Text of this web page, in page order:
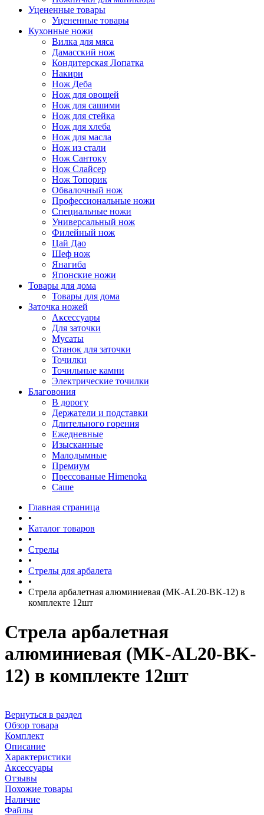
Уцененные товары
Уцененные товары
Кухонные ножи
Вилка для мяса
Дамасский нож
Кондитерская Лопатка
Накири
Нож Деба
Нож для овощей
Нож для сашими
Нож для стейка
Нож для хлеба
Нож для масла
Нож из стали
Нож Сантоку
Нож Слайсер
Нож Топорик
Обвалочный нож
Профессиональные ножи
Специальные ножи
Универсальный нож
Филейный нож
Цай Дао
Шеф нож
Янагиба
Японские ножи
Товары для дома
Товары для дома
Заточка ножей
Аксессуары
Для заточки
Мусаты
Станок для заточки
Точилки
Точильные камни
Электрические точилки
Благовония
В дорогу
Держатели и подставки
Длительного горения
Ежедневные
Изысканные
Малодымные
Премиум
Прессованые Himenoka
Саше
Главная страница
•
Каталог товаров
•
Стрелы
•
Стрелы для арбалета
•
Стрела арбалетная алюминиевая (MK-AL20-BK-12) в
комплекте 12шт
Стрела арбалетная
алюминиевая (MK-AL20-BK-
12) в комплекте 12шт
Вернуться в раздел
Обзор товара
Комплект
Описание
Характеристики
Аксессуары
Отзывы
Похожие товары
Наличие
Файлы